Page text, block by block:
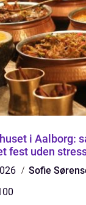
i Aalborg:
fest uden
Sofie